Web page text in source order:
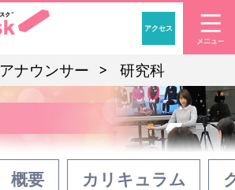
「アナウンサー・マ
アクセス
アナウンサー 研究科
概要 カリキュラム